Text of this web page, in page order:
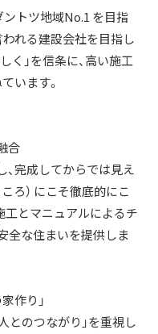
ントツ地域No.1 を目指
われる建設会社を目指し
く」を信条に、高い施工
います。
合
完成してからでは見え
ろ） にこそ徹底的にこ
工とマニュアルによるチ
全な住まいを提供しま
作り」
とのつながり」を重視し